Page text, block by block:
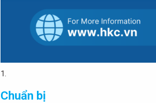
Chuẩn bị